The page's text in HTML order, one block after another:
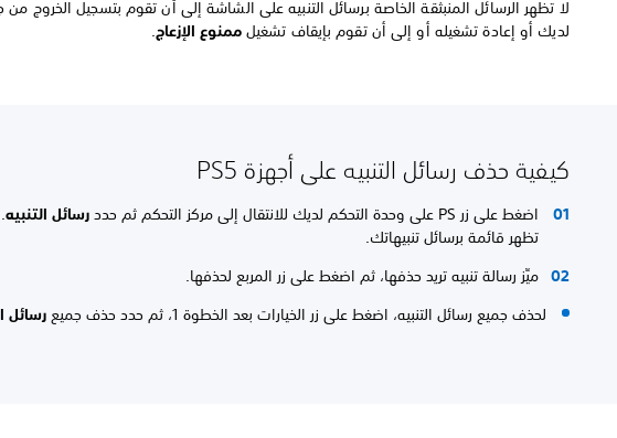
لديك أو إعادة تشغيله أو إلى أن تقوم بإيقاف تشغيلممنوع الإزعاج
كيفية حذف رسائل التنبيه على أجهزة PS5
اضغط على زر PS على وحدة التحكم لديك للانتقال إلى مركز التحكم ثم حدد رسائل التنبيه
تظهر قائمة برسائل تنبيهاتك.
ميِّز رسالة تنبيه تريد حذفها، ثم اضغط على زر المربع لحذفها.
لحذف جميع رسائل التنبيه، اضغط على زر الخيارات بعد الخطوة 1، ثم حدد حذف جميع
رسائل